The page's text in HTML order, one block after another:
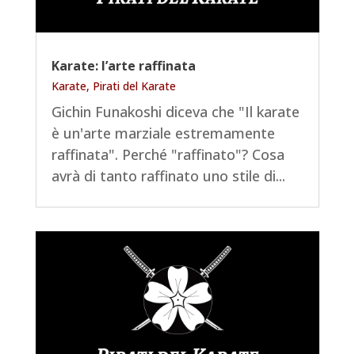
Karate: l’arte raffinata
Karate, Pirati del Karate
Gichin Funakoshi diceva che "Il karate
è un'arte marziale estremamente
raffinata". Perché "raffinato"? Cosa
avrà di tanto raffinato uno stile di...